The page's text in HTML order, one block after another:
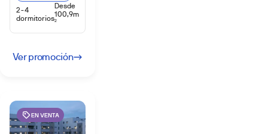
2-4
dormitorios
Desde
100,9m
2
Ver promoción
EN VENTA